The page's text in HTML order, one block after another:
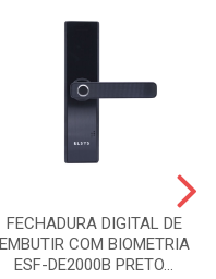
FECHADURA DIGITAL DE
EMBUTIR COM BIOMETRIA
ESF-DE2000B PRETO...